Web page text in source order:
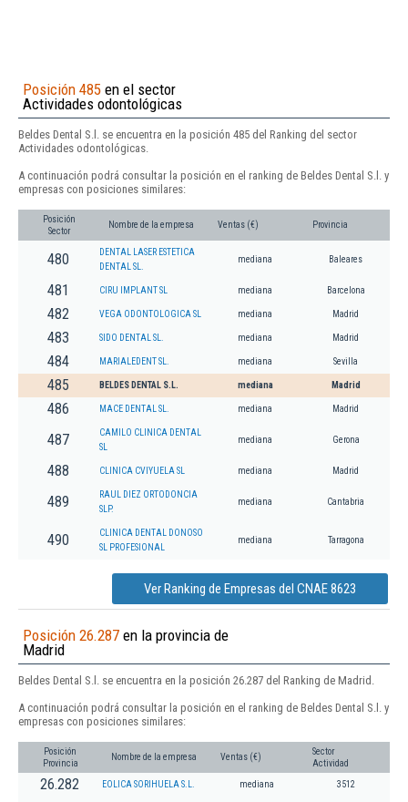
Posición 485 en el sector
Actividades odontológicas
Beldes Dental S.l. se encuentra en la posición 485 del Ranking del sector
Actividades odontológicas.
A continuación podrá consultar la posición en el ranking de Beldes Dental S.l. y
empresas con posiciones similares:
Posición
Sector
Nombre de la empresa Ventas (€) Provincia
480
DENTAL LASER ESTETICA
DENTAL SL.
mediana Baleares
481 CIRU IMPLANT SL mediana Barcelona
482 VEGA ODONTOLOGICA SL mediana Madrid
483 SIDO DENTAL SL. mediana Madrid
484 MARIALEDENT SL. mediana Sevilla
485 BELDES DENTAL S.L. mediana Madrid
486 MACE DENTAL SL. mediana Madrid
487
CAMILO CLINICA DENTAL
SL
mediana Gerona
488 CLINICA CVIYUELA SL mediana Madrid
489
RAUL DIEZ ORTODONCIA
SLP.
mediana Cantabria
490
CLINICA DENTAL DONOSO
SL PROFESIONAL
mediana Tarragona
Ver Ranking de Empresas del CNAE 8623
Posición 26.287 en la provincia de
Madrid
Beldes Dental S.l. se encuentra en la posición 26.287 del Ranking de Madrid.
A continuación podrá consultar la posición en el ranking de Beldes Dental S.l. y
empresas con posiciones similares:
Posición
Provincia
Nombre de la empresa Ventas (€)
Sector
Actividad
26.282 EOLICA SORIHUELA S.L. mediana 3512